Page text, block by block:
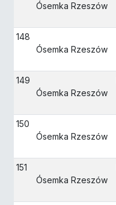
Ósemka Rzeszów
148
Ósemka Rzeszów
149
Ósemka Rzeszów
150
Ósemka Rzeszów
151
Ósemka Rzeszów